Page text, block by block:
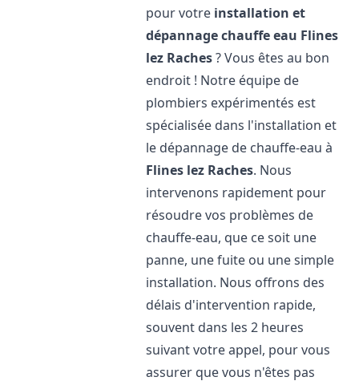
pour votre installation et
dépannage chauffe eau Flines
lez Raches? Vous êtes au bon
endroit ! Notre équipe de
plombiers expérimentés est
spécialisée dans l'installation et
le dépannage de chauffe-eau à
Flines lez Raches. Nous
intervenons rapidement pour
résoudre vos problèmes de
chauffe-eau, que ce soit une
panne, une fuite ou une simple
installation. Nous offrons des
délais d'intervention rapide,
souvent dans les 2 heures
suivant votre appel, pour vous
assurer que vous n'êtes pas